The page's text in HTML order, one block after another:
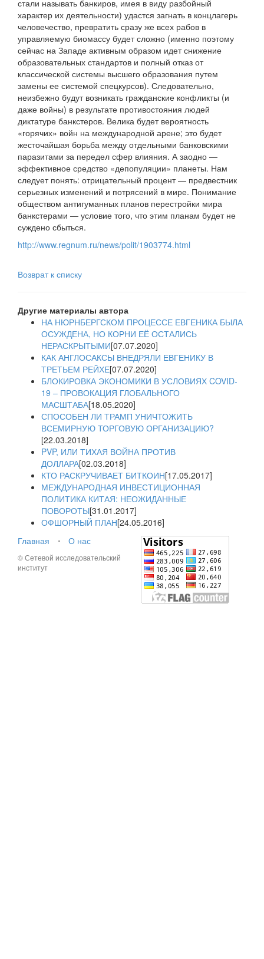
стали называть банкиров, имея в виду разбойный
характер их деятельности) удастся загнать в концлагерь
человечество, превратить сразу же всех рабов в
управляемую биомассу будет сложно (именно поэтому
сейчас на Западе активным образом идет снижение
образовательных стандартов и полный отказ от
классической системы высшего образования путем
замены ее системой спецкурсов). Следовательно,
неизбежно будут возникать гражданские конфликты (и
даже войны) в результате противостояния людей
диктатуре банкстеров. Велика будет вероятность
«горячих» войн на международной арене; это будет
жесточайшая борьба между отдельными банковскими
паразитами за передел сфер влияния. А заодно —
эффективное средство «депопуляции» планеты. Нам
следует понять: отрицательный процент — предвестник
серьезных изменений и потрясений в мире. Понимание
обществом антигуманных планов перестройки мира
банкстерами — условие того, что этим планам будет не
суждено сбыться.
http://www.regnum.ru/news/polit/1903774.html
Возврат к списку
Другие материалы автора
НА НЮРНБЕРГСКОМ ПРОЦЕССЕ ЕВГЕНИКА БЫЛА
ОСУЖДЕНА, НО КОРНИ ЕЁ ОСТАЛИСЬ
НЕРАСКРЫТЫМИ[07.07.2020]
КАК АНГЛОСАКСЫ ВНЕДРЯЛИ ЕВГЕНИКУ В
ТРЕТЬЕМ РЕЙХЕ[07.07.2020]
БЛОКИРОВКА ЭКОНОМИКИ В УСЛОВИЯХ COVID-
19 – ПРОВОКАЦИЯ ГЛОБАЛЬНОГО
МАСШТАБА[18.05.2020]
СПОСОБЕН ЛИ ТРАМП УНИЧТОЖИТЬ
ВСЕМИРНУЮ ТОРГОВУЮ ОРГАНИЗАЦИЮ?
[22.03.2018]
PVP, ИЛИ ТИХАЯ ВОЙНА ПРОТИВ
ДОЛЛАРА[02.03.2018]
КТО РАСКРУЧИВАЕТ БИТКОИН[17.05.2017]
МЕЖДУНАРОДНАЯ ИНВЕСТИЦИОННАЯ
ПОЛИТИКА КИТАЯ: НЕОЖИДАННЫЕ
ПОВОРОТЫ[31.01.2017]
ОФШОРНЫЙ ПЛАН[24.05.2016]
Главная
⋅ О нас
© Сетевой исследовательский
институт